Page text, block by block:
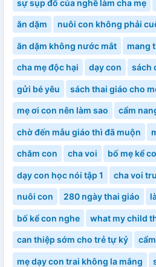
sự sụp đổ của nghề làm cha mẹ
ăn dặm nuôi con không phải
ăn dặm không nước mắt mang
cha mẹ độc hại dạy con sách
gửi bé yêu sách thai giáo cho
mẹ ơi con nên làm sao cẩm
chờ đến mẫu giáo thì đã muộn
chăm con cha voi bố mẹ kể
dạy con học nói tập 1 cha voi
nuôi con 280 ngày thai giáo
bố kể con nghe what my child
can thiệp sớm cho trẻ tự kỷ
mẹ dạy con trai không la mắng